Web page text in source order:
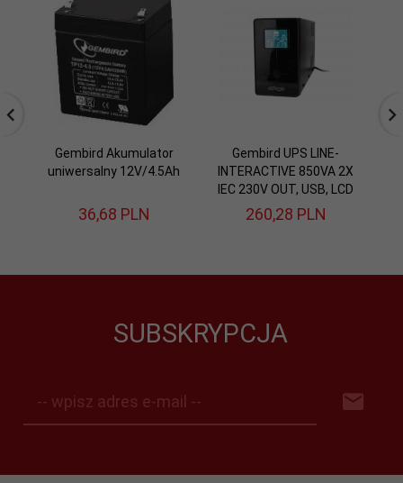
Gembird Akumulator
uniwersalny 12V/4.5Ah
36,68 PLN
Gembird UPS LINE-
INTERACTIVE 850VA 2X
IEC 230V OUT, USB, LCD
260,28 PLN
SUBSKRYPCJA
-- wpisz adres e-mail --